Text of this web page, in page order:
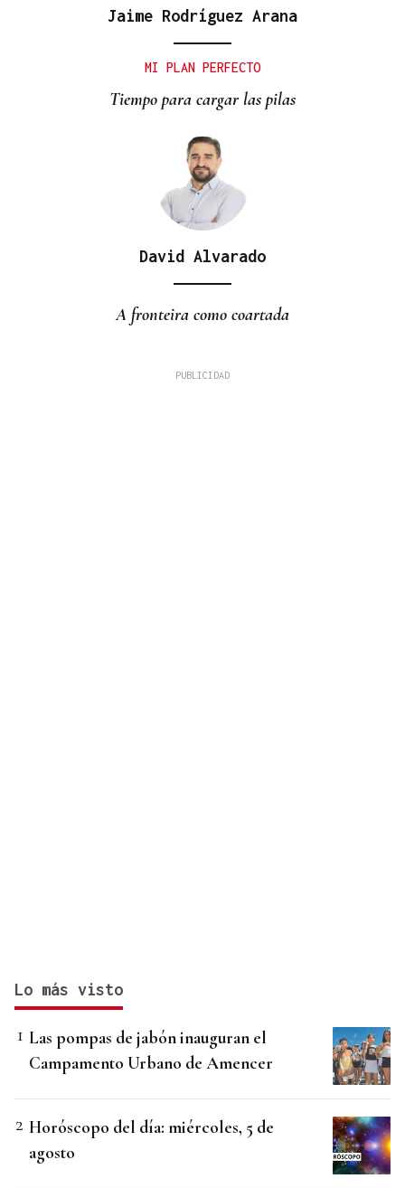
Jaime Rodríguez Arana
MI PLAN PERFECTO
Tiempo para cargar las pilas
David Alvarado
A fronteira como coartada
Lo más visto
Las pompas de jabón inauguran el
Campamento Urbano de Amencer
Horóscopo del día: miércoles, 5 de
agosto